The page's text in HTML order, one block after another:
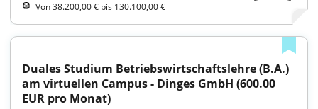
Von 38.200,00 € bis 130.100,00 €
Duales Studium Betriebswirtschaftslehre (B.A.)
am virtuellen Campus - Dinges GmbH (600.00
EUR pro Monat)